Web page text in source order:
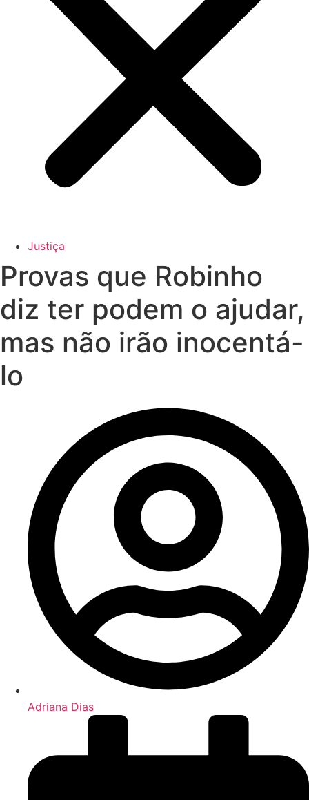
Justiça
Provas que Robinho
diz ter podem o ajudar,
mas não irão inocentá-
lo
Adriana Dias